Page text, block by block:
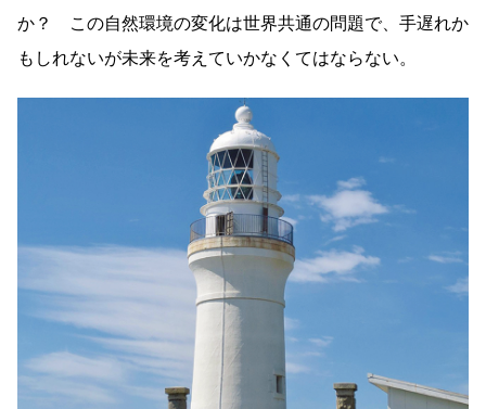
か？ この自然環境の変化は世界共通の問題で、手遅れか
もしれないが未来を考えていかなくてはならない。